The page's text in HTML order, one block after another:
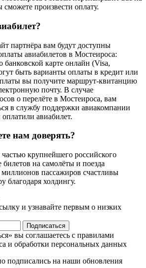
сможете произвести оплату.
партнёра вам будут доступны
авиабилетов в Мостеироса:
банковской карте онлайн (Visa,
быть варианты оплаты в кредит или
вы получите маршрут-квитанцию
почту. В случае
о перелёте в Мостеироса, вам
в службу поддержки авиакомпании
авиабилет.
нам доверять?
частью крупнейшего российского
на самолёты и поезда
пассажиров счастливы
благодаря холдингу.
и узнавайте первым о низких
Подписаться
вы соглашаетесь с правилами
и обработки персональных данных
подписались на наши обновления